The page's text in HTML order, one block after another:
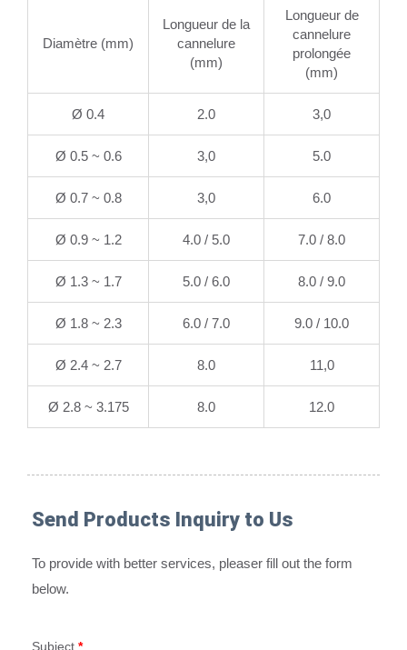
Diamètre (mm)
Longueur de la
cannelure
(mm)
Longueur de
cannelure
prolongée
(mm)
Ø 0.4 2.0 3,0
Ø 0.5 ~ 0.6 3,0 5.0
Ø 0.7 ~ 0.8 3,0 6.0
Ø 0.9 ~ 1.2 4.0 / 5.0 7.0 / 8.0
Ø 1.3 ~ 1.7 5.0 / 6.0 8.0 / 9.0
Ø 1.8 ~ 2.3 6.0 / 7.0 9.0 / 10.0
Ø 2.4 ~ 2.7 8.0 11,0
Ø 2.8 ~ 3.175 8.0 12.0